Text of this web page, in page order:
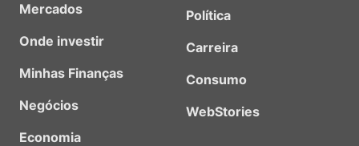
Mercados
Onde investir
Minhas Finanças
Negócios
Economia
Política
Carreira
Consumo
WebStories